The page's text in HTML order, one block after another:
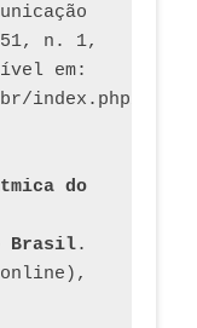
n. 1,
em:
do
Brasil.
online),